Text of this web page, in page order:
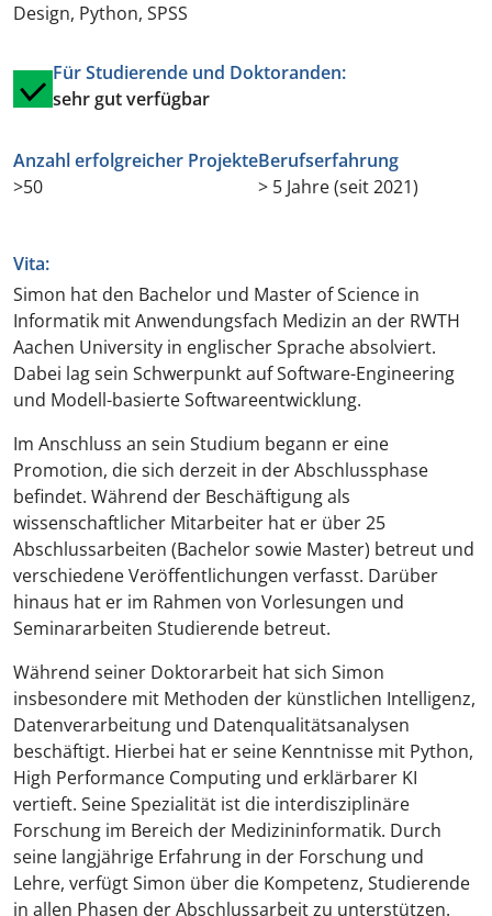
Design, Python, SPSS
Für Studierende und Doktoranden:
sehr gut verfügbar
Anzahl erfolgreicher Projekte
>50
Berufserfahrung
> 5 Jahre (seit 2021)
Vita:
Simon hat den Bachelor und Master of Science in
Informatik mit Anwendungsfach Medizin an der RWTH
Aachen University in englischer Sprache absolviert.
Dabei lag sein Schwerpunkt auf Software-Engineering
und Modell-basierte Softwareentwicklung.
Im Anschluss an sein Studium begann er eine
Promotion, die sich derzeit in der Abschlussphase
befindet. Während der Beschäftigung als
wissenschaftlicher Mitarbeiter hat er über 25
Abschlussarbeiten (Bachelor sowie Master) betreut und
verschiedene Veröffentlichungen verfasst. Darüber
hinaus hat er im Rahmen von Vorlesungen und
Seminararbeiten Studierende betreut.
Während seiner Doktorarbeit hat sich Simon
insbesondere mit Methoden der künstlichen Intelligenz,
Datenverarbeitung und Datenqualitätsanalysen
beschäftigt. Hierbei hat er seine Kenntnisse mit Python,
High Performance Computing und erklärbarer KI
vertieft. Seine Spezialität ist die interdisziplinäre
Forschung im Bereich der Medizininformatik. Durch
seine langjährige Erfahrung in der Forschung und
Lehre, verfügt Simon über die Kompetenz, Studierende
in allen Phasen der Abschlussarbeit zu unterstützen.